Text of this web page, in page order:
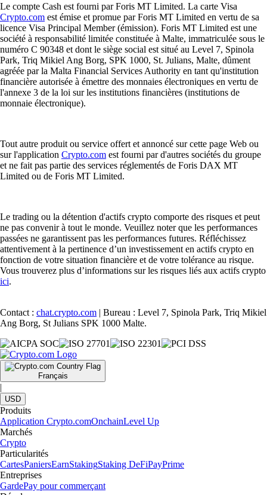
Le compte Cash est fourni par Foris MT Limited. La carte Visa
Crypto.com est émise et promue par Foris MT Limited en vertu de sa
licence Visa Principal Member (émission). Foris MT Limited est une
société à responsabilité limitée constituée à Malte, immatriculée sous le
numéro C 90348 et dont le siège social est situé au Level 7, Spinola
Park, Triq Mikiel Ang Borg, SPK 1000, St. Julians, Malte, dûment
agréée par la Malta Financial Services Authority en tant qu'institution
financière autorisée à émettre des monnaies électroniques en vertu de
l'annexe 3 de la loi sur les institutions financières (institutions de
monnaie électronique).
Tout autre produit ou service offert et annoncé sur cette page Web ou
sur l'application Crypto.com est fourni par d'autres sociétés du groupe
et ne fait pas partie des services réglementés de Foris DAX MT
Limited ou de Foris MT Limited.
Le trading ou la détention d'actifs crypto comporte des risques et peut
ne pas convenir à tout le monde. Veuillez noter que les performances
passées ne garantissent pas les performances futures. Réfléchissez
attentivement à la pertinence d’un investissement en actifs crypto en
fonction de votre situation financière et de votre tolérance au risque.
Vous trouverez plus d’informations sur les risques liés aux actifs crypto
ici.
Contact : chat.crypto.com | Bureau : Level 7, Spinola Park, Triq Mikiel
Ang Borg, St Julians SPK 1000 Malte.
Français
|
USD
Produits
Application Crypto.comOnchainLevel Up
Marchés
Crypto
Particularités
CartesPaniersEarnStakingStaking DeFiPayPrime
Entreprises
GardePay pour commerçant